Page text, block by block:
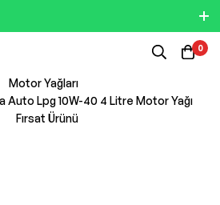
0
Motor Yağları
Auto Lpg 10W-40 4 Litre Motor Yağı
Fırsat Ürünü